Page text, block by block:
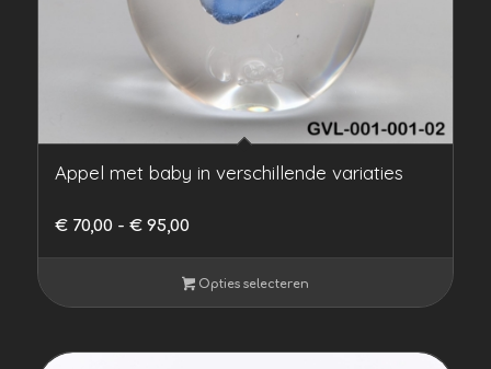
Appel met baby in verschillende variaties
€70,00 - €95,00Prijsklasse:
tot
Opties selecteren